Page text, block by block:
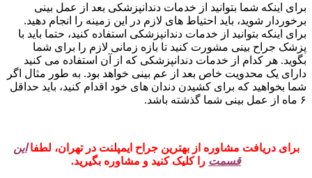
برای اینکه شما بتوانید از خدمات دندانپزشکی بعد از عمل بینی
برخوردار شوید، باید احتیاط های لازم در این زمینه را انجام دهید.
برای اینکه بتوانید از خدمات دندانپزشکی استفاده کنید، حتما باید با
پزشک جراح بینی مشورت کنید تا بازه زمانی لازم را برای شما
بگوید. هر کدام از خدمات دندانپزشکی که از آن استفاده می کنید
دارای یک محدویت خاص بعد از عم بینی خواهد بود. به طور مثال اگر
شما بخواهید که برای کشیدن دندان های خود اقدام کنید، باید حداقل
۶ ماه از عمل بینی شما گذشته باشد.
برای دریافت مشاوره از بهترین جراح ایمپلنت در تهران، لطفااین
قسمت را کلیک کنید و مشاوره بگیرید.